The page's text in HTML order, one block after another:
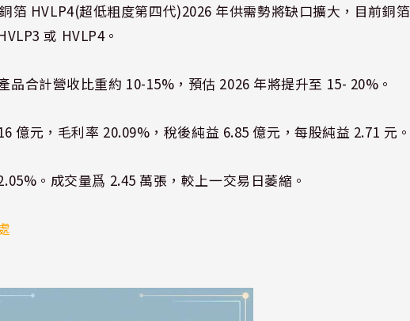
箔 HVLP4(超低粗度第四代)2026 年供需勢將缺口擴大，目前銅箔
或 HVLP4。
品合計營收比重約 10-15%，預估 2026 年將提升至 15- 20%。
億元，毛利率 20.09%，稅後純益 6.85 億元，每股純益 2.71 元。
。成交量爲 2.45 萬張，較上一交易日萎縮。